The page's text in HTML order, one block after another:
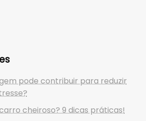
pode contribuir para reduzir
cheiroso? 9 dicas práticas!